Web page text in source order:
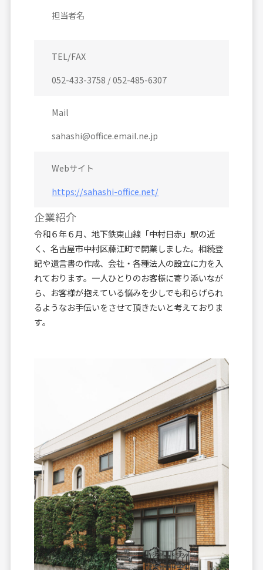
担当者名
TEL/FAX
052-433-3758 / 052-485-6307
Mail
sahashi@office.email.ne.jp
Webサイト
https://sahashi-office.net/
企業紹介
令和６年６月、地下鉄東山線「中村日赤」駅の近
く、名古屋市中村区藤江町で開業しました。相続登
記や遺言書の作成、会社・各種法人の設立に力を入
れております。一人ひとりのお客様に寄り添いなが
ら、お客様が抱えている悩みを少しでも和らげられ
るようなお手伝いをさせて頂きたいと考えておりま
す。